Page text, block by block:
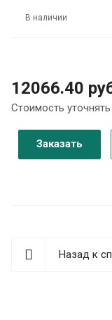
В наличии
12066.40
Стоимость
Заказать
Назад к